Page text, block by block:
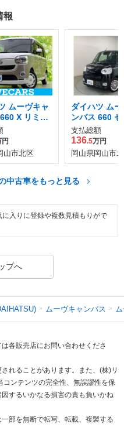
報
ムーヴキャ
X リミテ
クアップ S
円
山市北区
ダイハツ ム
ンバス 660
Gターボ
装着車
支払総額
136.5万円
岡山県岡山市
中古車をもっと見る
に入りに登録や複数見積もりがで
プへ
ムーヴキャンバス
各販売店にお問い合わせくださ
れることがあります。また、(株)リ
ンテンツの完全性、無誤謬性を保
するいかなる損害の責も負いかね
部を無断で転写、転載、複製する